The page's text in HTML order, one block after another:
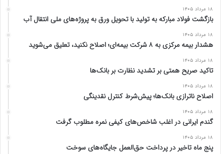
۱۸ مرداد ۱۴۰۵
بازگشت فولاد مبارکه به تولید با تحویل ورق به پروژه‌های ملی انتقال آب
۱۸ مرداد ۱۴۰۵
هشدار بیمه مرکزی به ۸ شرکت بیمه‌ای؛ اصلاح نکنید، تعلیق می‌شوید
۱۸ مرداد ۱۴۰۵
تاکید صریح همتی بر تشدید نظارت بر بانک‌ها
۱۸ مرداد ۱۴۰۵
اصلاح ناترازی بانک‌ها؛ پیش‌شرط کنترل نقدینگی
۱۸ مرداد ۱۴۰۵
گندم ایرانی در اغلب شاخص‌های کیفی نمره مطلوب گرفت
۱۸ مرداد ۱۴۰۵
پنج ماه تاخیر در پرداخت حق‌العمل جایگاه‌های سوخت